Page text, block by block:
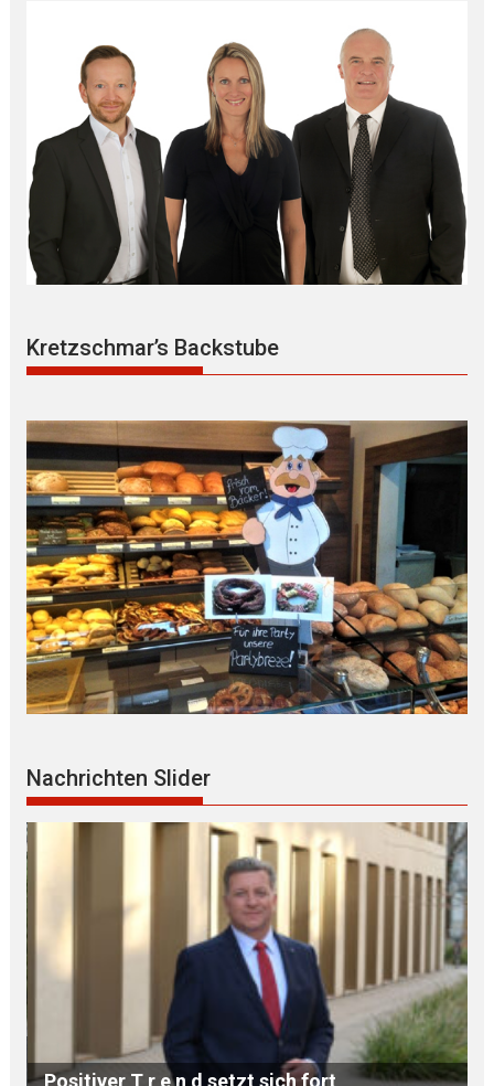
Kretzschmar’s Backstube
Nachrichten Slider
Landkreis Landshut ordnet K L I M A S C H U
T Z S T R U K T U R E N neu